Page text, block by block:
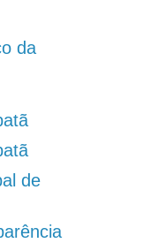
da
de